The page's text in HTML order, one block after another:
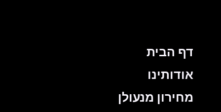
דף הבית
אודותינו
מחירון מנעולן